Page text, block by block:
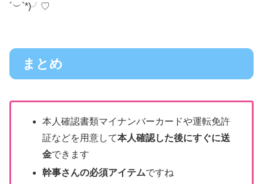
´︶`*)╯♡
まとめ
本人確認書類マイナンバーカードや運転免許
証などを用意して本人確認した後にすぐに送
金できます
幹事さんの必須アイテムですね